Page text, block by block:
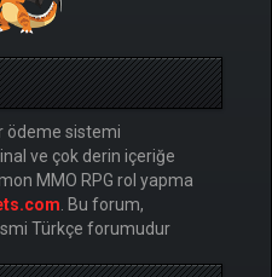
ödeme sistemi
ve çok derin içeriğe
MMO RPG rol yapma
. Bu forum,
Türkçe forumudur